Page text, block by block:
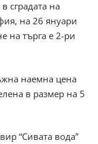
сградата на
на 26 януари
на търга е 2-ри
наемна цена
в размер на 5
“Сивата вода”